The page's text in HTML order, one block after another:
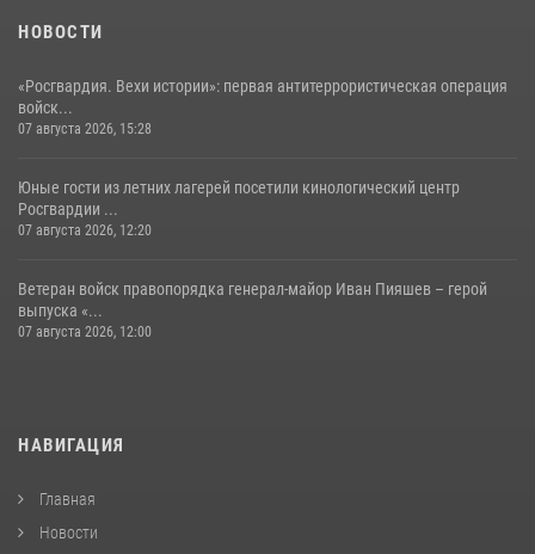
НОВОСТИ
«Росгвардия. Вехи истории»: первая антитеррористическая операция
войск...
07 августа 2026, 15:28
Юные гости из летних лагерей посетили кинологический центр
Росгвардии ...
07 августа 2026, 12:20
Ветеран войск правопорядка генерал-майор Иван Пияшев – герой
выпуска «...
07 августа 2026, 12:00
НАВИГАЦИЯ
Главная
Новости